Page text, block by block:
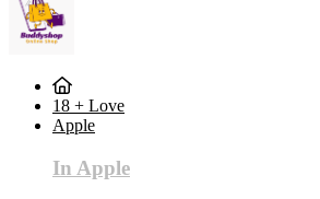
18 + Love
Apple
In Apple